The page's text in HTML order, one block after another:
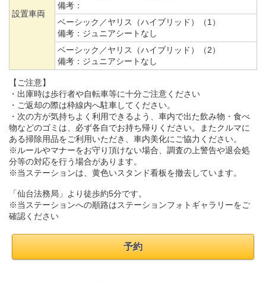
設置車両
備考：
ベーシック／ヤリス（ハイブリッド）（1）
備考： ジュニアシートなし
ベーシック／ヤリス（ハイブリッド）（2）
備考： ジュニアシートなし
【ご注意】
・出庫時は歩行者や自転車等に十分ご注意ください
・ご返却の際は枠線内へ駐車してください。
・次の方が気持ちよく利用できるよう、車内で出た飲み物・食べ
物などのゴミは、必ず各自でお持ち帰りください。またクルマに
ある掃除用品をご利用いただき、車内美化にご協力ください。
※ルールやマナーをお守り頂けない場合、調査の上警告や退会処
分等の対応を行う場合があります。
※当ステーションは、黄色いスタンド看板を撤去しています。
「仙台法務局」より徒歩約5分です。
※当ステーションへの順路はステーションフォトギャラリーをご
確認ください
予約